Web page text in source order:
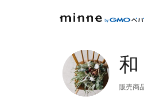
和
販売商